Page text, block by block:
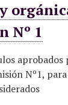
Nº 1
aprobados
Nº1,